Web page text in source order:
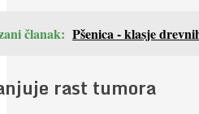
članak: Pšenica - klasje
rast tumora